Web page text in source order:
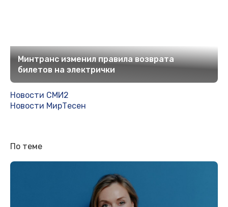
Минтранс изменил правила возврата
билетов на электрички
Новости СМИ2
Новости МирТесен
По теме